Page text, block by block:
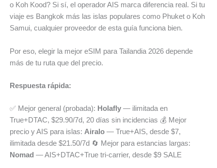
o Koh Kood? Si sí, el operador AIS marca diferencia real. Si tu
viaje es Bangkok más las islas populares como Phuket o Koh
Samui, cualquier proveedor de esta guía funciona bien.
Por eso, elegir la mejor eSIM para Tailandia 2026 depende
más de tu ruta que del precio.
Respuesta rápida:
✅ Mejor general (probada): Holafly — ilimitada en
True+DTAC, $29.90/7d, 20 días sin incidencias 💰 Mejor
precio y AIS para islas: Airalo — True+AIS, desde $7,
ilimitada desde $21.50/7d 🔄 Mejor para estancias largas:
Nomad — AIS+DTAC+True tri-carrier, desde $9 SALE